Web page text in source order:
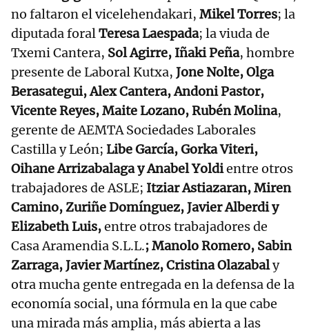
no faltaron el vicelehendakari, Mikel Torres; la
diputada foralTeresa Laespada; la viuda de
Txemi Cantera, Sol Agirre, Iñaki Peña, hombre
presente de Laboral Kutxa, Jone Nolte, Olga
Berasategui, Alex Cantera, Andoni Pastor,
Vicente Reyes, Maite Lozano, Rubén Molina,
gerente de AEMTA Sociedades Laborales
Castilla y León; Libe García, Gorka Viteri,
Oihane Arrizabalaga y Anabel Yoldientre otros
trabajadores de ASLE; Itziar Astiazaran, Miren
Camino, Zuriñe Domínguez, Javier Alberdi y
Elizabeth Luis,entre otros trabajadores de
Casa Aramendia S.L.L.; Manolo Romero, Sabin
Zarraga, Javier Martínez, Cristina Olazabaly
otra mucha gente entregada en la defensa de la
economía social, una fórmula en la que cabe
una mirada más amplia, más abierta a las